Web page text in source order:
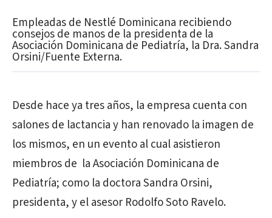
Empleadas de Nestlé Dominicana recibiendo
consejos de manos de la presidenta de la
Asociación Dominicana de Pediatría, la Dra. Sandra
Orsini/Fuente Externa.
Desde hace ya tres años, la empresa cuenta con
salones de lactancia y han renovado la imagen de
los mismos, en un evento al cual asistieron
miembros de la Asociación Dominicana de
Pediatría; como la doctora Sandra Orsini,
presidenta, y el asesor Rodolfo Soto Ravelo.